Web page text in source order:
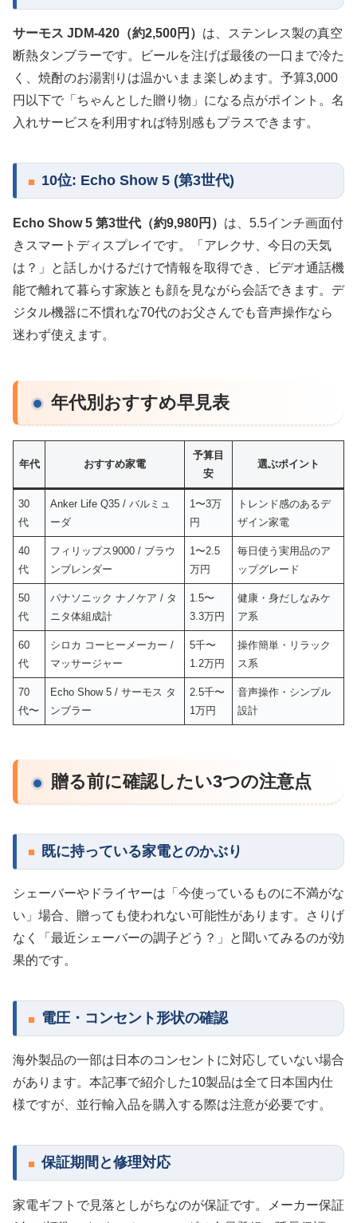
サーモス JDM-420（約2,500円） は、ステンレス製の真空
断熱タンブラーです。ビールを注げば最後の一口まで冷た
く、焼酎のお湯割りは温かいまま楽しめます。予算3,000
円以下で「ちゃんとした贈り物」になる点がポイント。名
入れサービスを利用すれば特別感もプラスできます。
10位: Echo Show 5 (第3世代)
Echo Show 5 第3世代（約9,980円） は、5.5インチ画面付
きスマートディスプレイです。「アレクサ、今日の天気
は？」と話しかけるだけで情報を取得でき、ビデオ通話機
能で離れて暮らす家族とも顔を見ながら会話できます。デ
ジタル機器に不慣れな70代のお父さんでも音声操作なら
迷わず使えます。
年代別おすすめ早見表
年代 おすすめ家電
予算目
安
選ぶポイント
30
代
Anker Life Q35 / バルミュ
ーダ
1〜3万
円
トレンド感のあるデ
ザイン家電
40
代
フィリップス9000 / ブラウ
ンブレンダー
1〜2.5
万円
毎日使う実用品のア
ップグレード
50
代
パナソニック ナノケア / タ
ニタ体組成計
1.5〜
3.3万円
健康・身だしなみケ
ア系
60
代
シロカ コーヒーメーカー /
マッサージャー
5千〜
1.2万円
操作簡単・リラック
ス系
70
代〜
Echo Show 5 / サーモス タ
ンブラー
2.5千〜
1万円
音声操作・シンプル
設計
贈る前に確認したい3つの注意点
既に持っている家電とのかぶり
シェーバーやドライヤーは「今使っているものに不満がな
い」場合、贈っても使われない可能性があります。さりげ
なく「最近シェーバーの調子どう？」と聞いてみるのが効
果的です。
電圧・コンセント形状の確認
海外製品の一部は日本のコンセントに対応していない場合
があります。本記事で紹介した10製品は全て日本国内仕
様ですが、並行輸入品を購入する際は注意が必要です。
保証期間と修理対応
家電ギフトで見落としがちなのが保証です。メーカー保証